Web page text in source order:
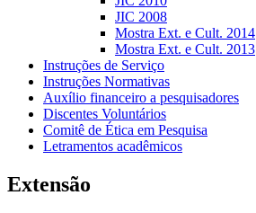
JIC 2008
Mostra Ext. e Cult. 2014
Mostra Ext. e Cult. 2013
Instruções de Serviço
Instruções Normativas
Auxílio financeiro a pesquisadores
Discentes Voluntários
Comitê de Ética em Pesquisa
Letramentos acadêmicos
Extensão